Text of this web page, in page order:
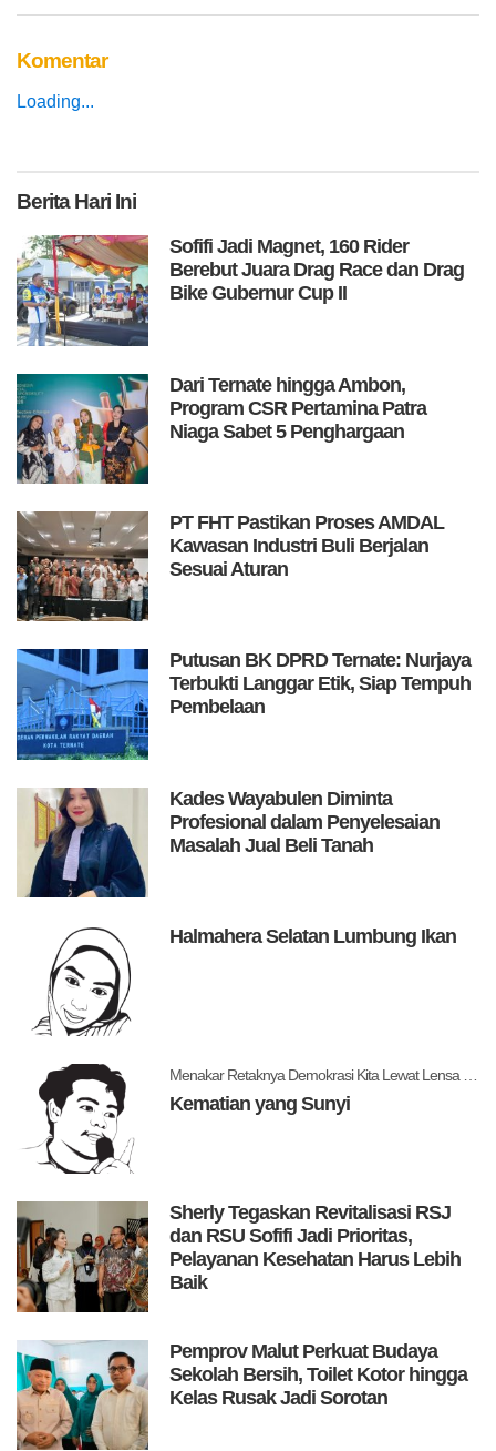
Komentar
Loading...
BeritaHari Ini
Sofifi Jadi Magnet, 160 Rider
Berebut Juara Drag Race dan Drag
Bike Gubernur Cup II
Dari Ternate hingga Ambon,
Program CSR Pertamina Patra
Niaga Sabet 5 Penghargaan
PT FHT Pastikan Proses AMDAL
Kawasan Industri Buli Berjalan
Sesuai Aturan
Putusan BK DPRD Ternate: Nurjaya
Terbukti Langgar Etik, Siap Tempuh
Pembelaan
Kades Wayabulen Diminta
Profesional dalam Penyelesaian
Masalah Jual Beli Tanah
Halmahera Selatan Lumbung Ikan
Kematian yang Sunyi
Sherly Tegaskan Revitalisasi RSJ
dan RSU Sofifi Jadi Prioritas,
Pelayanan Kesehatan Harus Lebih
Baik
Pemprov Malut Perkuat Budaya
Sekolah Bersih, Toilet Kotor hingga
Kelas Rusak Jadi Sorotan